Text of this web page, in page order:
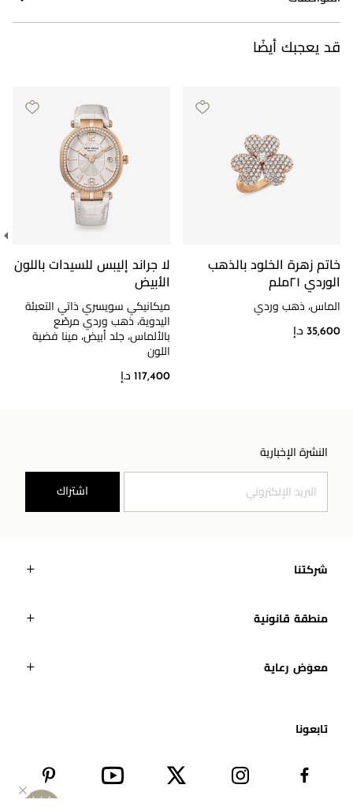
قد يعجبك أيضًا
خاتم زهرة الخلود بالذهب
الوردي ٢١ملم
الماس، ذهب وردي
35,600 د.إ
لا جراند إليبس للسيدات باللون
الأبيض
ميكانيكي سويسري ذاتي التعبئة
اليدوية، ذهب وردي مرصّع
بالألماس، جلد أبيض، مينا فضية
اللون
117,400 د.إ
النشرة الإخبارية
اشتراك
شركتنا
منطقة قانونية
معوَض رعاية
تابعونا​